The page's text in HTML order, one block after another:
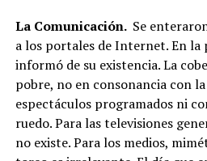
La Comunicación. Se
a los portales de Internet. En la
informó de su existencia. La
pobre, no en consonancia con
espectáculos programados ni
ruedo. Para las televisiones
no existe. Para los medios,